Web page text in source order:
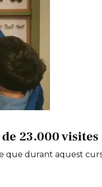
23.000
que durant aquest